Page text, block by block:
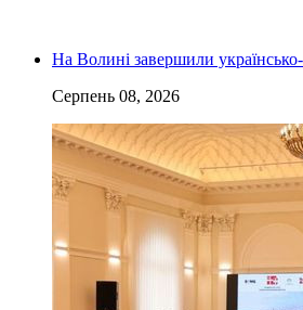
На Волині завершили
Серпень 08, 2026